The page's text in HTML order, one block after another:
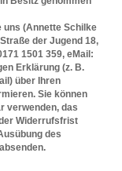
uns (Annette Schilke
der Jugend 18,
1501 359, eMail:
Erklärung (z. B.
über Ihren
Sie können
verwenden, das
Widerrufsfrist
des